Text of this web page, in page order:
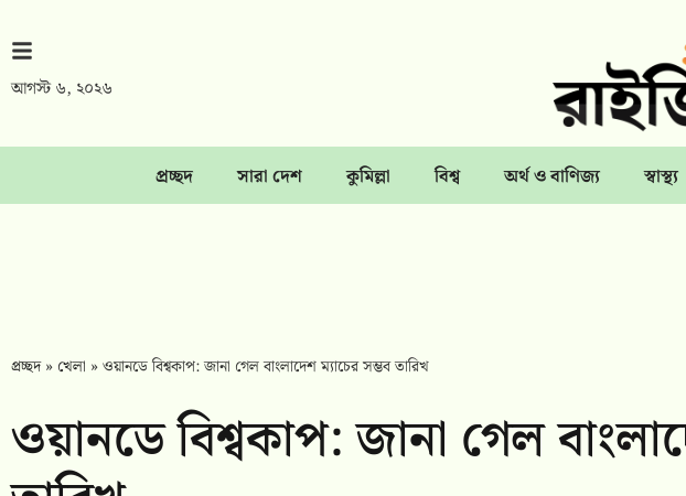
আগস্ট ৬, ২০২৬
প্রচ্ছদ সারা দেশ কুমিল্লা বিশ্ব অর্থ ও বাণিজ্য স্বাস্থ্য
প্রচ্ছদ» খেলা »ওয়ানডে বিশ্বকাপ: জানা গেল বাংলাদেশ ম্যাচের সম্ভব তারিখ
ওয়ানডে বিশ্বকাপ: জানা গেল